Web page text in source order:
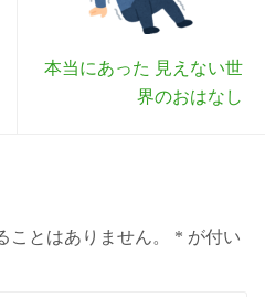
本当にあった 見えない世
界のおはなし
ことはありません。 * が付い